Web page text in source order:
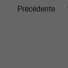
Précédente